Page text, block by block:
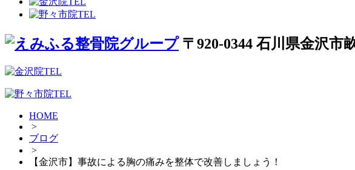
〒920-0344 石川県金沢市
HOME
>
ブログ
>
【金沢市】事故による胸の痛みを整体で改善しましょう！